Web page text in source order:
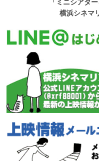
「ミニシアタ
横浜シネマ